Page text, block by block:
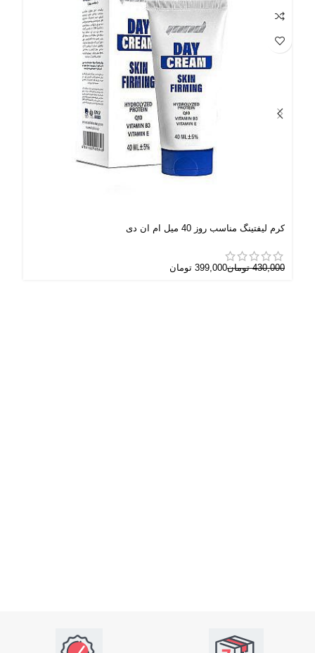
کرم لیفتینگ مناسب روز 40 میل ام ان دی
430,000 تومان399,000 تومان